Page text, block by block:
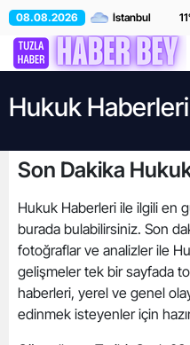
08.08.2026 11
Hukuk Haberleri
Son Dakika
Hukuk Haberleri ile ilgili en
burada bulabilirsiniz. Son
fotoğraflar ve analizler ile
gelişmeler tek bir sayfada
haberleri, yerel ve genel
edinmek isteyenler için